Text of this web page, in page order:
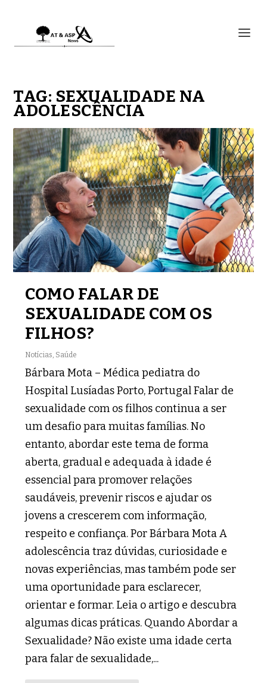
TAG: SEXUALIDADE NA
ADOLESCÊNCIA
COMO FALAR DE
SEXUALIDADE COM OS
FILHOS?
Notícias Saúde
Bárbara Mota – Médica pediatra do
Hospital Lusíadas Porto, Portugal Falar de
sexualidade com os filhos continua a ser
um desafio para muitas famílias. No
entanto, abordar este tema de forma
aberta, gradual e adequada à idade é
essencial para promover relações
saudáveis, prevenir riscos e ajudar os
jovens a crescerem com informação,
respeito e confiança. Por Bárbara Mota A
adolescência traz dúvidas, curiosidade e
novas experiências, mas também pode ser
uma oportunidade para esclarecer,
orientar e formar. Leia o artigo e descubra
algumas dicas práticas. Quando Abordar a
Sexualidade? Não existe uma idade certa
para falar de sexualidade,...